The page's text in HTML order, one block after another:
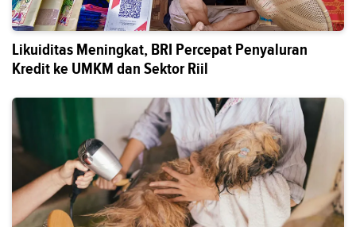
Likuiditas Meningkat, BRI Percepat Penyaluran
Kredit ke UMKM dan Sektor Riil